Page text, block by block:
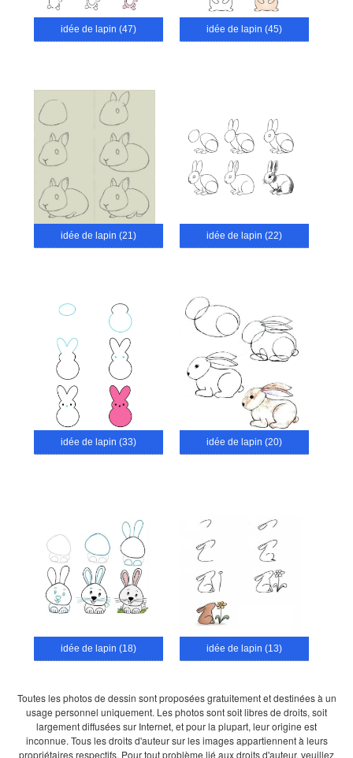
idée de lapin (47) idée de lapin (45)
idée de lapin (21) idée de lapin (22)
idée de lapin (33) idée de lapin (20)
idée de lapin (18) idée de lapin (13)
Toutes les photos de dessin sont proposées gratuitement et destinées à un
usage personnel uniquement. Les photos sont soit libres de droits, soit
largement diffusées sur Internet, et pour la plupart, leur origine est
inconnue. Tous les droits d'auteur sur les images appartiennent à leurs
propriétaires respectifs. Pour tout problème lié aux droits d'auteur, veuillez